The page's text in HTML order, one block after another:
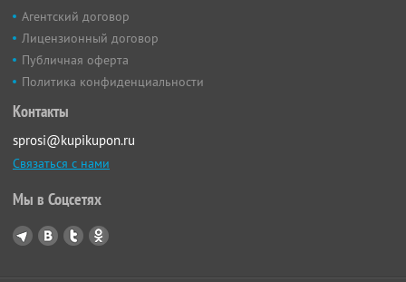
Агентский договор
Лицензионный договор
Публичная оферта
Политика конфиденциальности
Контакты
sprosi@kupikupon.ru
Связаться с нами
Мы в Соцсетях